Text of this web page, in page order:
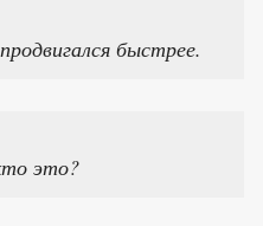
быстрее.
это?